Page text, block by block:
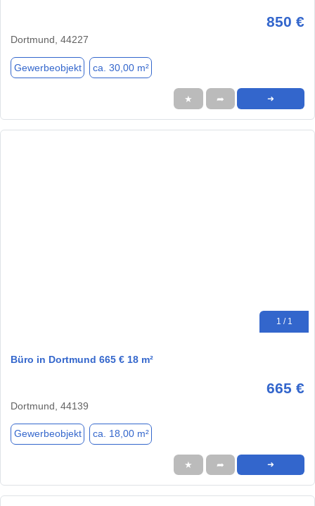
850 €
Dortmund, 44227
Gewerbeobjekt ca. 30,00 m²
★ ➦ ➜
1 / 1
Büro in Dortmund 665 € 18 m²
665 €
Dortmund, 44139
Gewerbeobjekt ca. 18,00 m²
★ ➦ ➜